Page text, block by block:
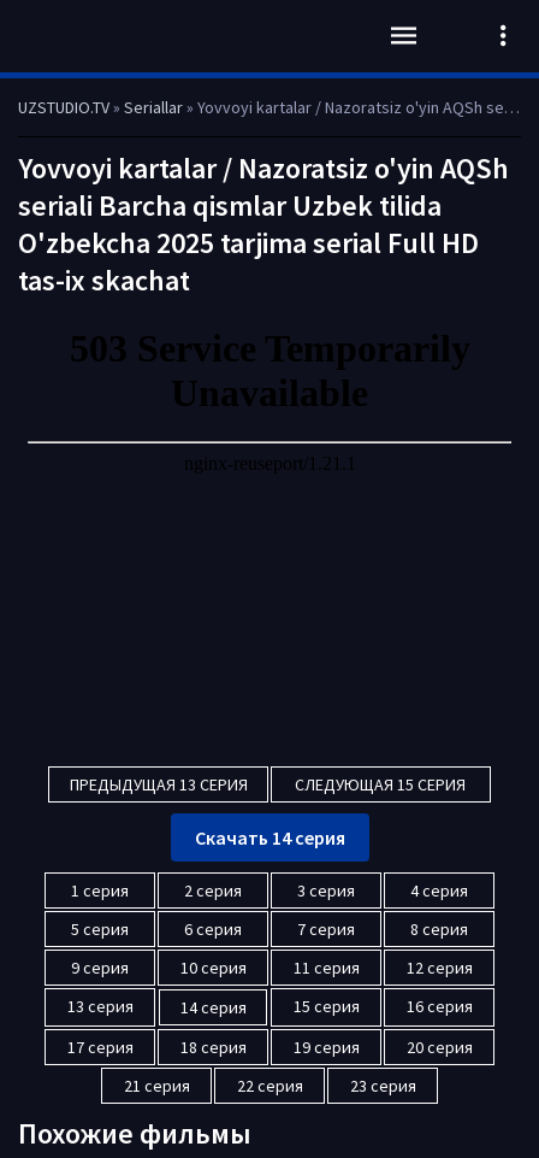
UZSTUDIO.TV» Seriallar» Yovvoyi kartalar / Nazoratsiz o'yin AQSh seriali Barcha qismlar Uzbek tilida O'zbekcha 2025 tarjima serial Full HD tas-ix skachat
Yovvoyi kartalar / Nazoratsiz o'yin AQSh
seriali Barcha qismlar Uzbek tilida
O'zbekcha 2025 tarjima serial Full HD
tas-ix skachat
ПРЕДЫДУЩАЯ 13 СЕРИЯ СЛЕДУЮЩАЯ 15 СЕРИЯ
Скачать 14 серия
1 серия 2 серия 3 серия
4 серия
5 серия
6 серия 7 серия
8 серия
9 серия
10 серия 11 серия
12 серия
13 серия
14 серия 15 серия
16 серия
17 серия
18 серия 19 серия
20 серия
21 серия
22 серия 23 серия
Похожие фильмы